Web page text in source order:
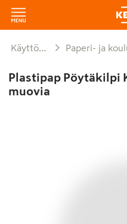
Käyttötavara Paperi- ja
Plastipap Pöytäkilpi
muovia